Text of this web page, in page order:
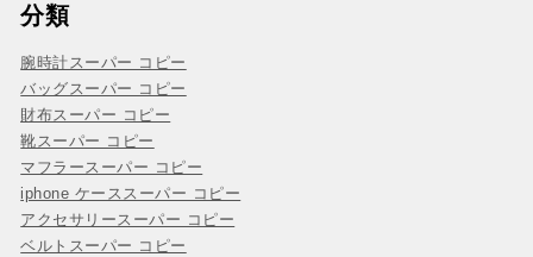
分類
腕時計スーパー コピー
バッグスーパー コピー
財布スーパー コピー
靴スーパー コピー
マフラースーパー コピー
iphone ケーススーパー コピー
アクセサリースーパー コピー
ベルトスーパー コピー